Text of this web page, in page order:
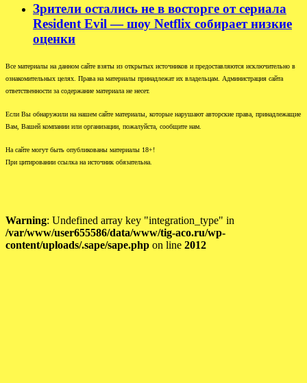
Зрители остались не в восторге от сериала
Resident Evil — шоу Netflix собирает низкие
оценки
Все материалы на данном сайте взяты из открытых источников и предоставляются исключительно в
ознакомительных целях. Права на материалы принадлежат их владельцам. Администрация сайта
ответственности за содержание материала не несет.
Если Вы обнаружили на нашем сайте материалы, которые нарушают авторские права, принадлежащие
Вам, Вашей компании или организации, пожалуйста, сообщите нам.
На сайте могут быть опубликованы материалы 18+!
При цитировании ссылка на источник обязательна.
Warning: Undefined array key "integration_type" in
/var/www/user655586/data/www/tig-aco.ru/wp-
content/uploads/.sape/sape.php on line 2012